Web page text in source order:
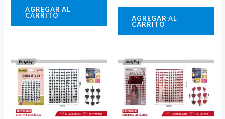
AGREGAR AL
CARRITO AGREGAR AL
CARRITO